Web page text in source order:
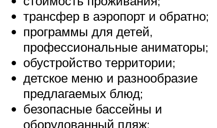
трансфер в аэропорт и обратно;
программы для детей,
профессиональные аниматоры;
обустройство территории;
детское меню и разнообразие
предлагаемых блюд;
безопасные бассейны и
оборудованный пляж;